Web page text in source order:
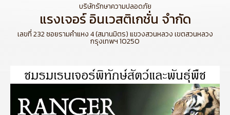
บริษัทรักษาความปลอดภัย
แรงเจอร์ อินเวสติเกชั่น จำกัด
เลขที่ 232 ซอยรามคำแหง 4 (สมานมิตร) แขวงสวนหลวง เขตสวนหลวง
กรุงเทพฯ 10250